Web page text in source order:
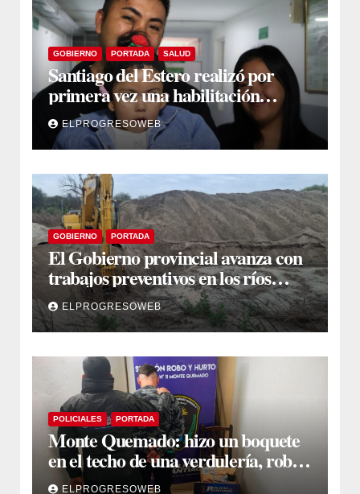
GOBIERNO PORTADA SALUD
Santiago del Estero realizó por
primera vez una habilitación
auditiva con vincha de conducción
óseaELPROGRESOWEB
GOBIERNO PORTADA
El Gobierno provincial avanza con
trabajos preventivos en los ríos
Dulce y Salado y en los Bajos
Submeridionales
ELPROGRESOWEB
POLICIALES PORTADA
Monte Quemado: hizo un boquete
en el techo de una verdulería, robó
$800.000 y cayó tras ser filmado
ELPROGRESOWEB